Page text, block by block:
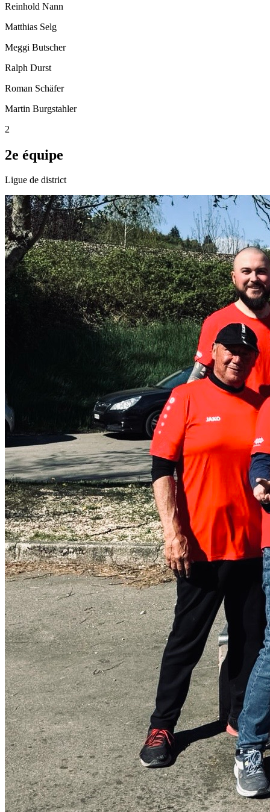
Reinhold Nann
Matthias Selg
Meggi Butscher
Ralph Durst
Roman Schäfer
Martin Burgstahler
2
2e équipe
Ligue de district